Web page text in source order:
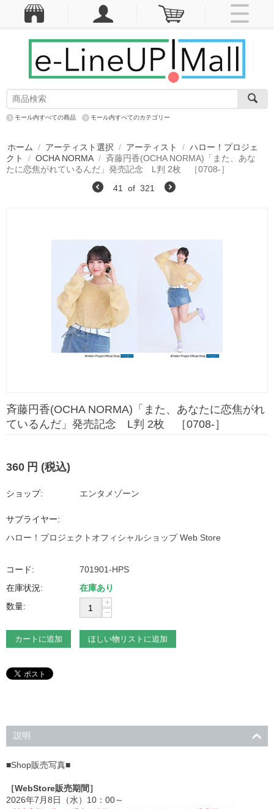
モール内すべての商品 モール内すべてのカテゴリー
ホーム / アーティスト選択 / アーティスト / ハロー！プロジェ
クト
/ OCHA NORMA / 斉藤円香(OCHA NORMA)「また、あな
たに恋焦がれているんだ」発売記念 L判 2枚 ［0708-］
41
of 321
斉藤円香(OCHA NORMA)「また、あなたに恋焦がれ
ているんだ」発売記念 L判 2枚 ［0708-］
360 円 (税込)
ショップ: エンタメゾーン
サプライヤー:
ハロー！プロジェクトオフィシャルショップ Web Store
コード:
701901-HPS
在庫状況:
在庫あり
数量:
+
−
カートに追加 ほしい物リストに追加
説明
■Shop販売写真■
［WebStore販売期間］
2026年7月8日（水）10：00～